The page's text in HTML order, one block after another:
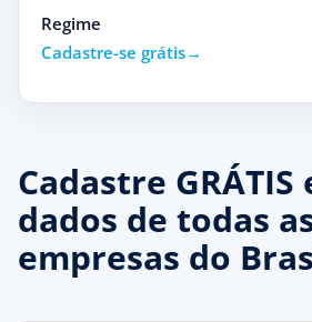
Regime
Cadastre-se grátis
Cadastre GRÁTIS
dados de todas
empresas do